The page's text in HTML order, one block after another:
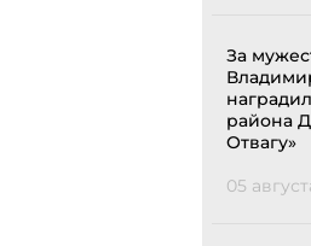
За
района
Отвагу»
05